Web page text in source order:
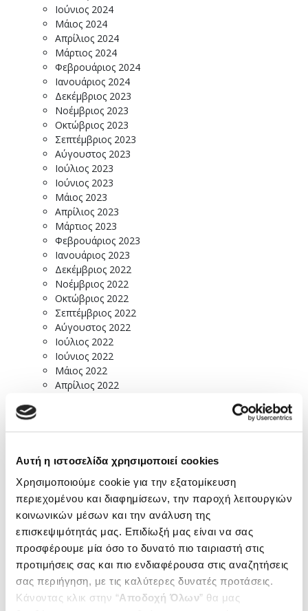
Αυτή η ιστοσελίδα χρησιμοποιεί cookies
Χρησιμοποιούμε cookie για την εξατομίκευση
περιεχομένου και διαφημίσεων, την παροχή λειτουργιών
κοινωνικών μέσων και την ανάλυση της
επισκεψιμότητάς μας. Επιδίωξή μας είναι να σας
προσφέρουμε μία όσο το δυνατό πιο ταιριαστή στις
προτιμήσεις σας και πιο ενδιαφέρουσα στις αναζητήσεις
σας περιήγηση, με τις καλύτερες δυνατές προτάσεις.
Κάνοντας κλικ στην “Αποδοχή Όλων” θα μας
Ιούνιος 2024
Μάιος 2024
Απρίλιος 2024
Μάρτιος 2024
Φεβρουάριος 2024
Ιανουάριος 2024
Δεκέμβριος 2023
Νοέμβριος 2023
Οκτώβριος 2023
Σεπτέμβριος 2023
Αύγουστος 2023
Ιούλιος 2023
Ιούνιος 2023
Μάιος 2023
Απρίλιος 2023
Μάρτιος 2023
Φεβρουάριος 2023
Ιανουάριος 2023
Δεκέμβριος 2022
Νοέμβριος 2022
Οκτώβριος 2022
Σεπτέμβριος 2022
Αύγουστος 2022
Ιούλιος 2022
Ιούνιος 2022
Μάιος 2022
Απρίλιος 2022
Ιανουάριος 2022
Νοέμβριος 2021
Σεπτέμβριος 2021
Αύγουστος 2021
Ιούλιος 2021
Ιούνιος 2021
Μάιος 2021
Απρίλιος 2021
Μάρτιος 2021
Φεβρουάριος 2021
Ιανουάριος 2021